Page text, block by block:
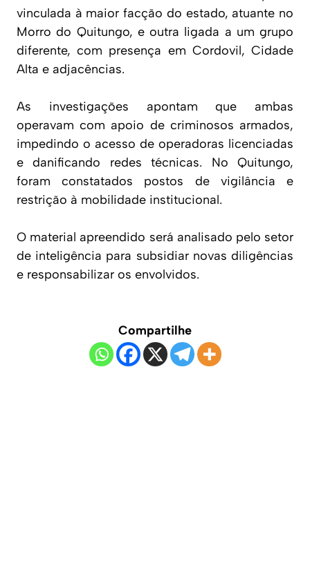
vinculada à maior facção do estado, atuante no
Morro do Quitungo, e outra ligada a um grupo
diferente, com presença em Cordovil, Cidade
Alta e adjacências.
As investigações apontam que ambas
operavam com apoio de criminosos armados,
impedindo o acesso de operadoras licenciadas
e danificando redes técnicas. No Quitungo,
foram constatados postos de vigilância e
restrição à mobilidade institucional.
O material apreendido será analisado pelo setor
de inteligência para subsidiar novas diligências
e responsabilizar os envolvidos.
Compartilhe